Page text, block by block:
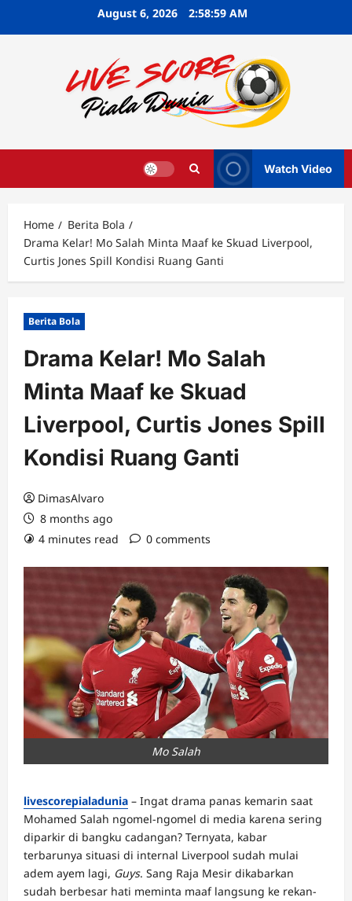
August 6, 2026 2:59:00 AM
Watch Video
Home
Berita Bola
Drama Kelar! Mo Salah Minta Maaf ke Skuad Liverpool,
Curtis Jones Spill Kondisi Ruang Ganti
Berita Bola
Drama Kelar! Mo Salah
Minta Maaf ke Skuad
Liverpool, Curtis Jones Spill
Kondisi Ruang Ganti
DimasAlvaro
8 months ago
4 minutes read
0 comments
Mo Salah
livescorepialadunia – Ingat drama panas kemarin saat
Mohamed Salah ngomel-ngomel di media karena sering
diparkir di bangku cadangan? Ternyata, kabar
terbarunya situasi di internal Liverpool sudah mulai
adem ayem lagi, Guys. Sang Raja Mesir dikabarkan
sudah berbesar hati meminta maaf langsung ke rekan-